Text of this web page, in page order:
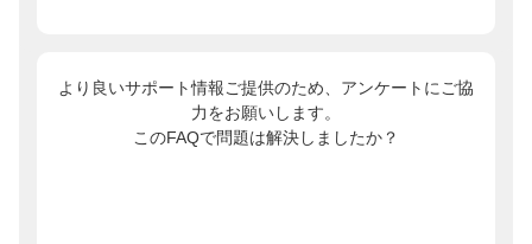
より良いサポート情報ご提供のため、アンケートにご協
力をお願いします。
このFAQで問題は解決しましたか？